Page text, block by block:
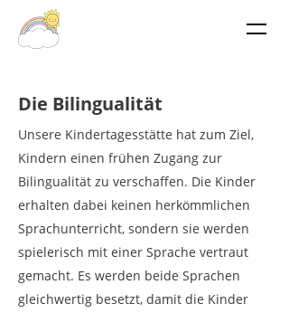
Die Bilingualität
Unsere Kindertagesstätte hat zum Ziel,
Kindern einen frühen Zugang zur
Bilingualität zu verschaffen. Die Kinder
erhalten dabei keinen herkömmlichen
Sprachunterricht, sondern sie werden
spielerisch mit einer Sprache vertraut
gemacht. Es werden beide Sprachen
gleichwertig besetzt, damit die Kinder